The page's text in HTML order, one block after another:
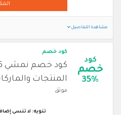
مشاهدة التفاصيل
كود
خصم
35%
كود خصم
المنتجات
موثق
تنويه: لا تنسى